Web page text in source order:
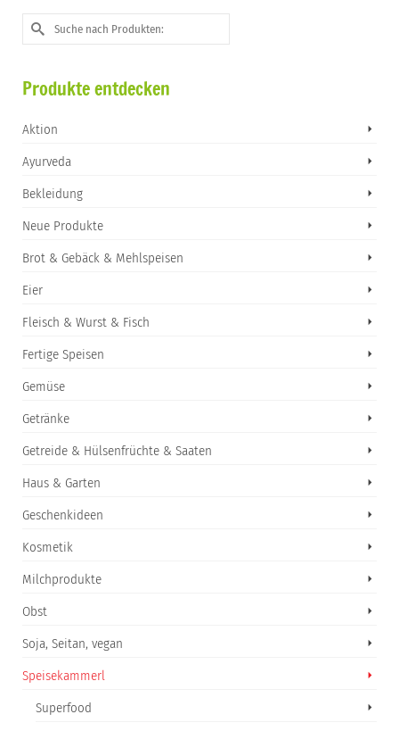
Suche
nach:
Produkte entdecken
Aktion
Ayurveda
Bekleidung
Neue Produkte
Brot & Gebäck & Mehlspeisen
Eier
Fleisch & Wurst & Fisch
Fertige Speisen
Gemüse
Getränke
Getreide & Hülsenfrüchte & Saaten
Haus & Garten
Geschenkideen
Kosmetik
Milchprodukte
Obst
Soja, Seitan, vegan
Speisekammerl
Superfood